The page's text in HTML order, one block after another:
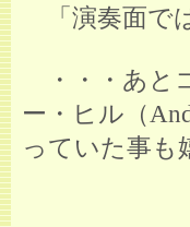
「演奏面で
・・・あと
ー・ヒル（
っていた事も